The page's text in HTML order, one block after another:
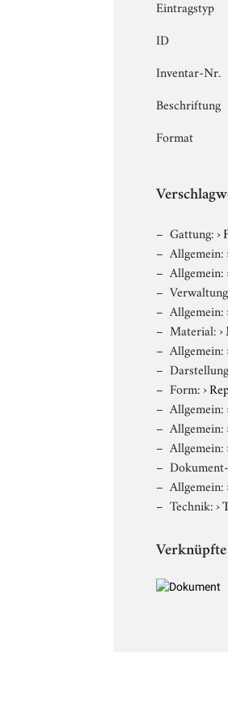
Eintragstyp
ID
Inventar-Nr.
Beschriftung
Format
Gattung:›
Allgemein:
Allgemein:
Allgemein:
Material:›
Allgemein:
Form:›
Allgemein:
Allgemein:
Allgemein:
Allgemein:
Technik:›